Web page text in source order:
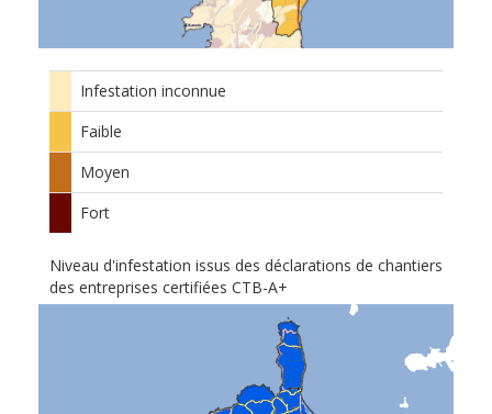
Infestation inconnue
Faible
Moyen
Fort
Niveau d'infestation issus des déclarations de chantiers
des entreprises certifiées CTB-A+